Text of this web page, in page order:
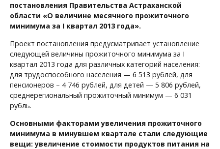
постановления Правительства Астраханской
области «О величине месячного прожиточного
минимума за I квартал 2013 года».
Проект постановления предусматривает установление
следующей величины прожиточного минимума за I
квартал 2013 года для различных категорий населения:
для трудоспособного населения — 6 513 рублей, для
пенсионеров – 4 746 рублей, для детей — 5 806 рублей,
среднерегиональный прожиточный минимум — 6 031
рубль.
Основными факторами увеличения прожиточного
минимума в минувшем квартале стали следующие
вещи: увеличение стоимости продуктов питания на